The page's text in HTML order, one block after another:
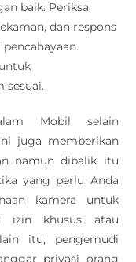
baik. Periksa
dan respons
sesuai.
Mobil selain
juga memberikan
namun dibalik itu
yang perlu Anda
kamera untuk
izin khusus atau
itu, pengemudi
privasi orang